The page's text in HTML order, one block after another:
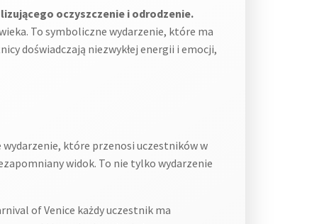
oczyszczenie i odrodzenie.
To symboliczne wydarzenie, które ma
doświadczają niezwykłej energii i emocji,
wydarzenie, które przenosi uczestników w
widok. To nie tylko wydarzenie
of Venice każdy uczestnik ma